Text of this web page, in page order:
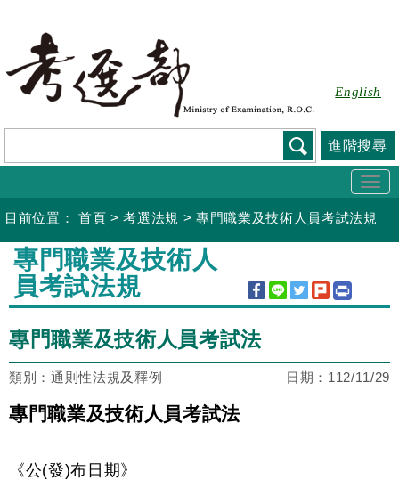
要
容
English
進階搜尋
目前位置： 首頁 >考選法規 >專門職業及技術人員考試法規
:::
專門職業及技術人
員考試法規
專門職業及技術人員考試法
類別：通則性法規及釋例 日期： 112/11/29
專門職業及技術人員考試法
《公(發)布日期》